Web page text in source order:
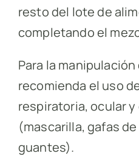
resto del lote de
completando el
Para la
recomienda el uso
respiratoria, ocular
(mascarilla, gafas
guantes).